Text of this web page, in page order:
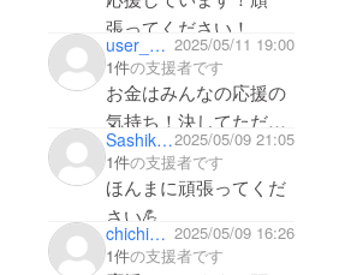
張ってください！
お母さんによろしくで
す！
user_61e10242ded4 2025/05/11 19:00
1件の支援者です
お金はみんなの応援の
気持ち！決してただの
お小遣いじゃない！ま
じプロになってく
れ！！！応援して
る！！！あと金ないか
らこんだけですま
Sashikawamahoto2025/05/09 21:05
1件の支援者です
ほんまに頑張ってくだ
さい💪
ほんまに応援してます
chichimi72 2025/05/09 16:26
1件の支援者です